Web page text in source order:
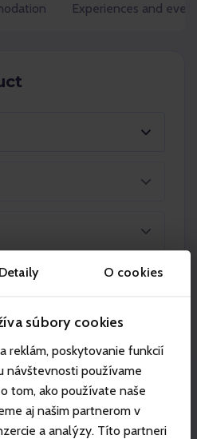
Detaily O cookies
súbory cookies
reklám, poskytovanie funkcií
návštevnosti používame
tom, ako používate naše
aj našim partnerom v
a analýzy. Títo partneri
Experiences and